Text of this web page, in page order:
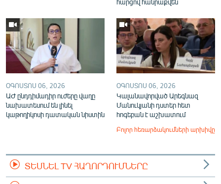
ՕԳՈՍՏՈՍ 06, 2026
ԱԺ ընդդիմադիր ուժերը վաղը
նախատեսում են լինել
կաթողիկոսի դատական նիստին
ՕԳՈՍՏՈՍ 06, 2026
Կալանավորված Արեգնազ
Մանուկյանի դստեր հետ
հոգեբան է աշխատում
Բոլոր հեռարձակումների արխիվը
ՏԵՍՆԵԼ TV ՀԱՂՈՐԴՈՒՄՆԵՐԸ